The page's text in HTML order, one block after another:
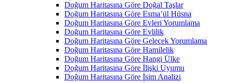
Doğum Haritasına Göre Doğal Taşlar
Doğum Haritasına Göre Esma’ül Hüsna
Doğum Haritasına Göre Evleri Yorumlama
Doğum Haritasına Göre Evlilik
Doğum Haritasına Göre Gelecek Yorumlama
Doğum Haritasına Göre Hamilelik
Doğum Haritasına Göre Hangi Ülke
Doğum Haritasına Göre İlişki Uyumu
Doğum Haritasına Göre İsim Analizi